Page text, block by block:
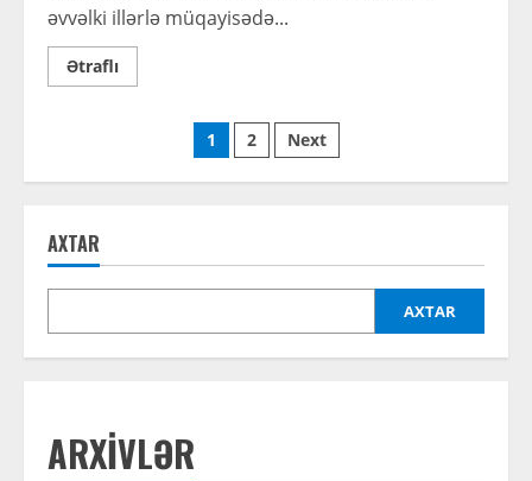
əvvəlki illərlə müqayisədə...
ƏtraflıRead
more
BAHALAŞACAQ:
10
Posts
pagination
1 2 Next
AXTAR
AXTAR
ARXIVLƏR